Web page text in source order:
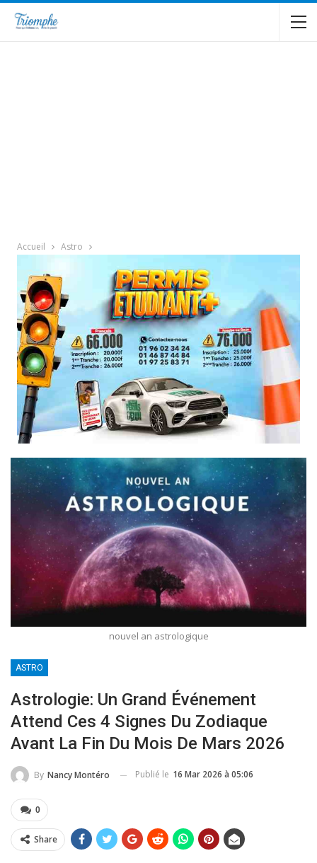
Accueil Astro
nouvel an astrologique
ASTRO
Astrologie: Un Grand Événement
Attend Ces 4 Signes Du Zodiaque
Avant La Fin Du Mois De Mars 2026
By Nancy Montéro Publié le 16 Mar 2026 à 05:06
0
Share